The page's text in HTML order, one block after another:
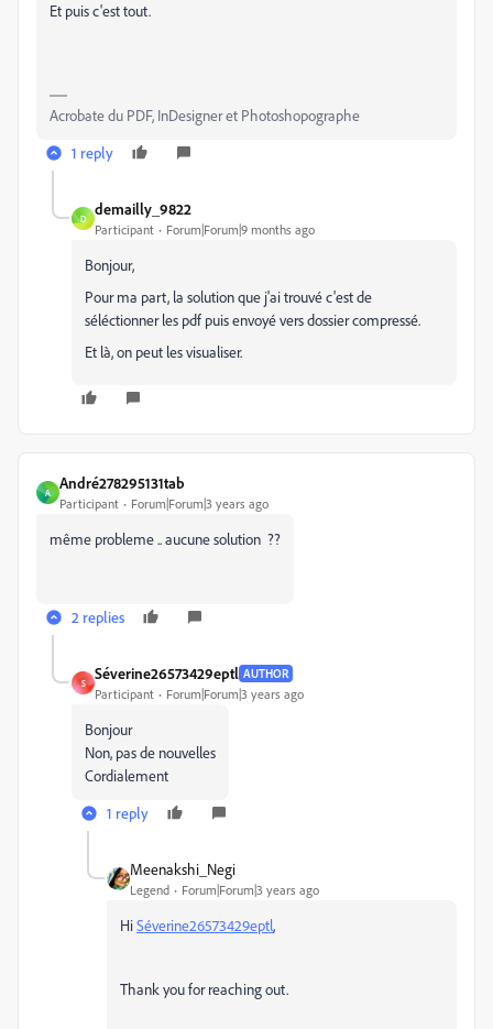
Et puis c'est tout.
Acrobate du PDF, InDesigner et Photoshopographe
1 reply
D
demailly_9822
Participant Forum|Forum|9 months ago
Bonjour,
Pour ma part, la solution que j'ai trouvé c'est de
séléctionner les pdf puis envoyé vers dossier compressé.
Et là, on peut les visualiser.
A
André278295131tab
Participant Forum|Forum|3 years ago
même probleme .. aucune solution ??
2 replies
S
Séverine26573429eptl AUTHOR
Participant Forum|Forum|3 years ago
Bonjour
Non, pas de nouvelles
Cordialement
1 reply
Meenakshi_Negi
Legend Forum|Forum|3 years ago
HiSéverine26573429eptl,
Thank you for reaching out.